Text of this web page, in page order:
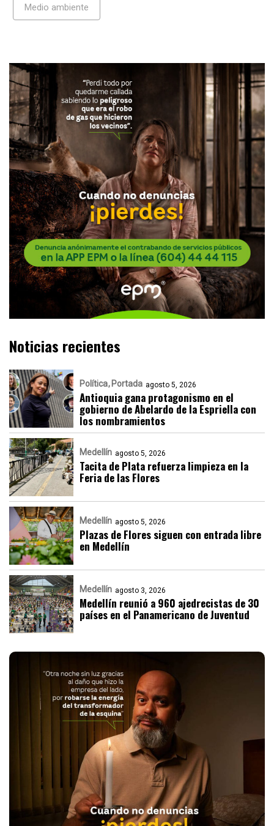
Medio ambiente
Noticias recientes
Política Portada agosto 5, 2026
Antioquia gana protagonismo en el
gobierno de Abelardo de la Espriella con
los nombramientos
Medellín agosto 5, 2026
Tacita de Plata refuerza limpieza en la
Feria de las Flores
Medellín agosto 5, 2026
Plazas de Flores siguen con entrada libre
en Medellín
Medellín agosto 3, 2026
Medellín reunió a 960 ajedrecistas de 30
países en el Panamericano de Juventud